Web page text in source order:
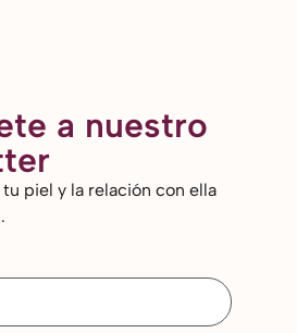
a nuestro
piel y la relación con ella